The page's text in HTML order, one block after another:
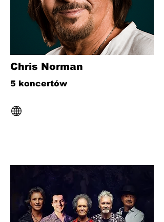
Chris Norman
5 koncertów